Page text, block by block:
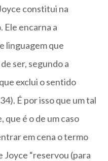
constitui na
Ele encarna a
linguagem que
ser, segundo a
exclui o sentido
É por isso que um tal
que é o de um caso
em cena o termo
Joyce “reservou (para